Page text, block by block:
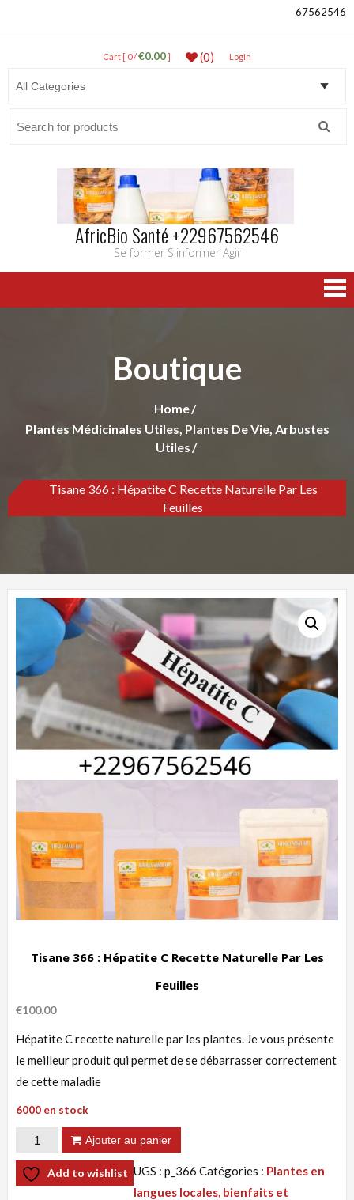
67562546
Cart [ 0 /€0.00] (0) LogIn
AfricBio Santé +22967562546
Se former S'informer Agir
Boutique
Home
Plantes Médicinales Utiles, Plantes De Vie, Arbustes
Utiles
Tisane 366 : Hépatite C Recette Naturelle Par Les
Feuilles
Tisane 366 : Hépatite C Recette Naturelle Par Les
Feuilles
€100.00
Hépatite C recette naturelle par les plantes. Je vous présente
le meilleur produit qui permet de se débarrasser correctement
de cette maladie
6000 en stock
quantité
de
Tisane
Ajouter au panier
Add to wishlist UGS : p_366 Catégories : Plantes en
langues locales, bienfaits et